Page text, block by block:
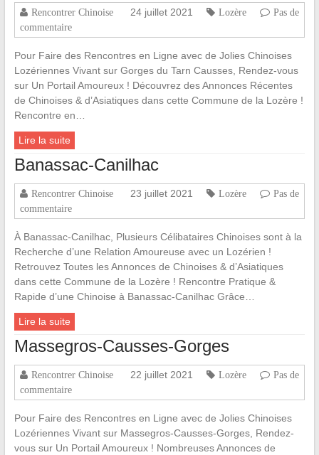
Rencontrer Chinoise 24 juillet 2021 Lozère
Pas de
commentaire
Pour Faire des Rencontres en Ligne avec de Jolies Chinoises
Lozériennes Vivant sur Gorges du Tarn Causses, Rendez-vous
sur Un Portail Amoureux ! Découvrez des Annonces Récentes
de Chinoises & d’Asiatiques dans cette Commune de la Lozère !
Rencontre en…
Lire la suite
Banassac-Canilhac
Rencontrer Chinoise 23 juillet 2021 Lozère
Pas de
commentaire
À Banassac-Canilhac, Plusieurs Célibataires Chinoises sont à la
Recherche d’une Relation Amoureuse avec un Lozérien !
Retrouvez Toutes les Annonces de Chinoises & d’Asiatiques
dans cette Commune de la Lozère ! Rencontre Pratique &
Rapide d’une Chinoise à Banassac-Canilhac Grâce…
Lire la suite
Massegros-Causses-Gorges
Rencontrer Chinoise 22 juillet 2021 Lozère
Pas de
commentaire
Pour Faire des Rencontres en Ligne avec de Jolies Chinoises
Lozériennes Vivant sur Massegros-Causses-Gorges, Rendez-
vous sur Un Portail Amoureux ! Nombreuses Annonces de